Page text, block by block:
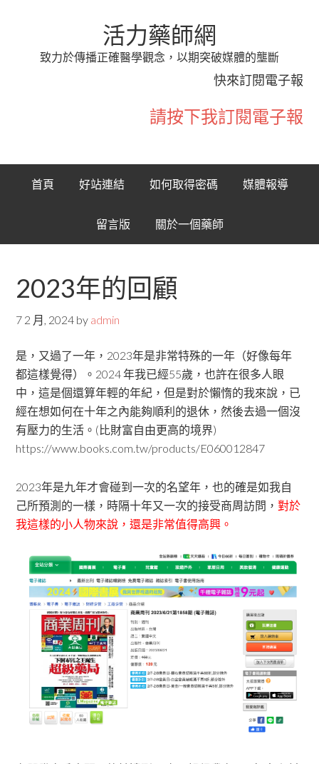
活力藥師網
致力於傳播正確醫學觀念，以期突破媒體的壟斷
快來訂閱電子報
請按下我訂閱電子報
首頁 好站連結 如何取得密碼 媒體報導
留言版 關於一個藥師
2023年的回顧
7 2 月, 2024 by admin
是，又過了一年，2023年是非常特殊的一年（好像每年
都這樣覺得）。2024 年我已經55歲，也許在很多人眼
中，這是個還算年輕的年紀，但是對於懶惰的我來說，已
經在想如何在十年之內能夠順利的退休，然後去過一個沒
有壓力的生活。(比財富自由更高的境界)
https://www.books.com.tw/products/E060012847
2023年是九年才會碰到一次的名望年，也的確是如我自
己所預測的一樣，時隔十年又一次的接受商周訪問，對於
我這樣的小人物來說，還是非常值得高興。